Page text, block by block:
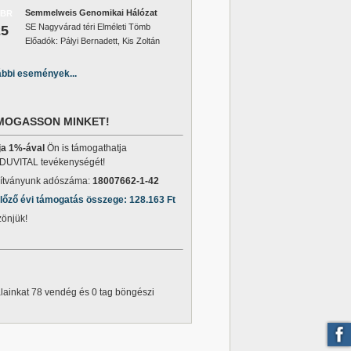
Semmelweis Genomikai Hálózat
SE Nagyvárad téri Elméleti Tömb
Előadók: Pályi Bernadett, Kis Zoltán
események...
MINKET!
1%-ával Ön is támogathatja
tevékenységét!
adószáma: 18007662-1-42
évi támogatás összege: 128.163 Ft
78 vendég és 0 tag böngészi